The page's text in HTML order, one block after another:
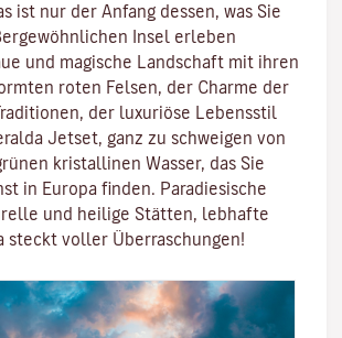
ist nur der Anfang dessen, was Sie
Insel erleben
und magische Landschaft mit ihren
roten Felsen, der Charme der
der luxuriöse Lebensstil
Jetset, ganz zu schweigen von
kristallinen Wasser, das Sie
in Europa finden. Paradiesische
und heilige Stätten, lebhafte
steckt voller Überraschungen!